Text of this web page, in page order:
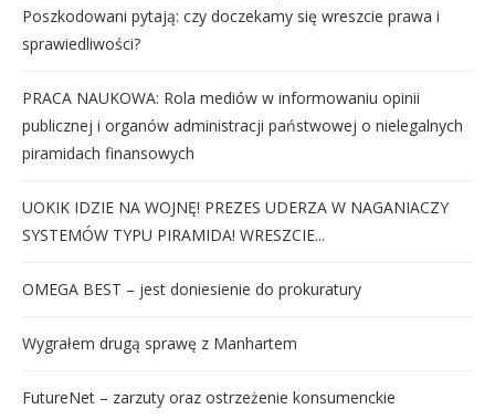
Poszkodowani pytają: czy doczekamy się wreszcie prawa i
sprawiedliwości?
PRACA NAUKOWA: Rola mediów w informowaniu opinii
publicznej i organów administracji państwowej o nielegalnych
piramidach finansowych
UOKIK IDZIE NA WOJNĘ! PREZES UDERZA W NAGANIACZY
SYSTEMÓW TYPU PIRAMIDA! WRESZCIE...
OMEGA BEST – jest doniesienie do prokuratury
Wygrałem drugą sprawę z Manhartem
FutureNet – zarzuty oraz ostrzeżenie konsumenckie